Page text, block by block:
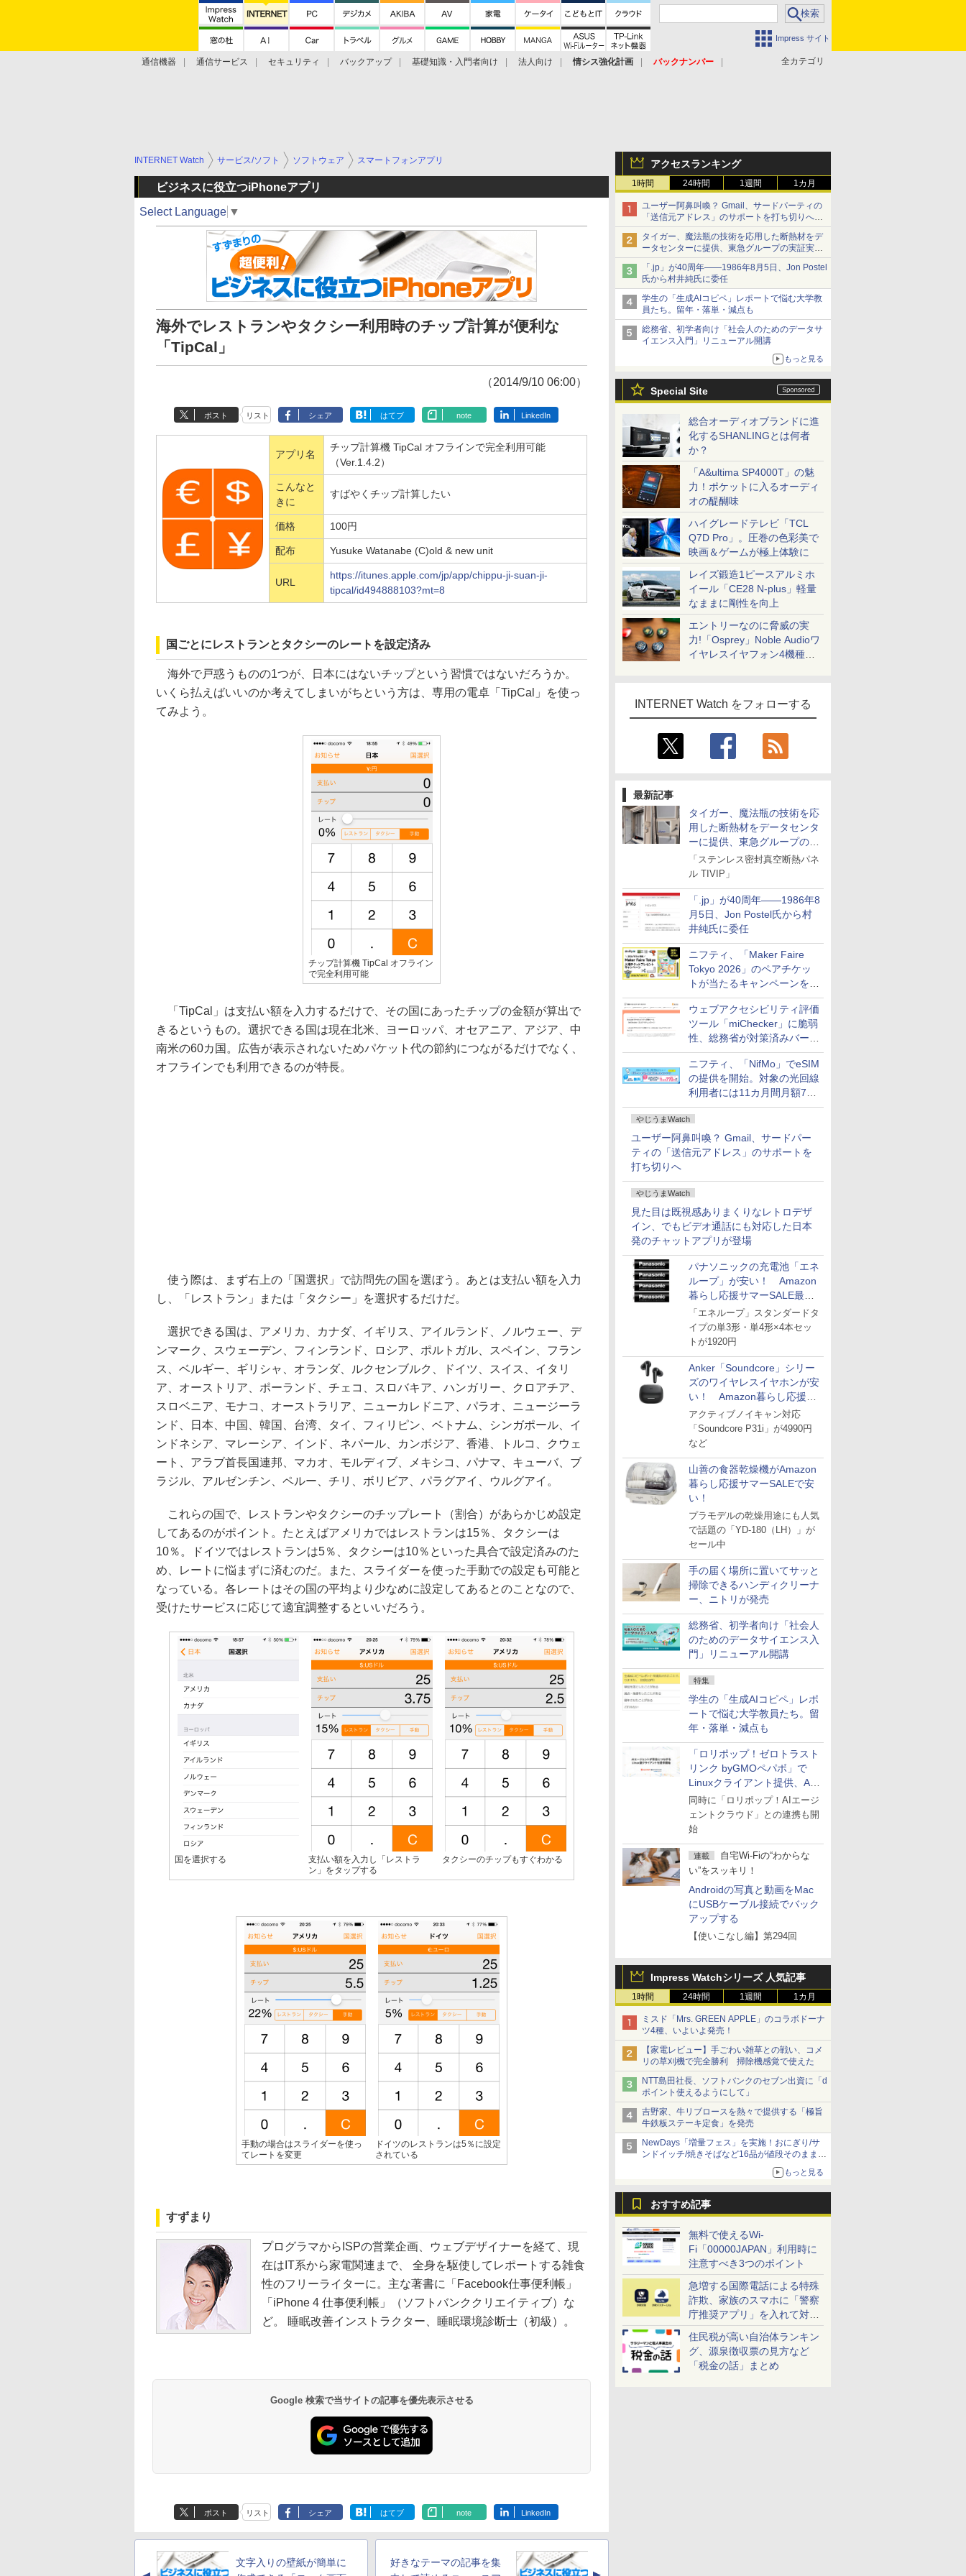
Impress サイト
全カテゴリ
通信機器 通信サービス セキュリティ バックアップ 基礎知識・入門者向け 法人向け 情シス強化計画
バックナンバー
アクセスランキング
1時間 24時間 1週間 1カ月
ユーザー阿鼻叫喚？ Gmail、サードパーティの
「送信元アドレス」のサポートを打ち切りへ
【やじうまWatch】
タイガー、魔法瓶の技術を応用した断熱材をデ
ータセンターに提供、東急グループの実証実験
で 「ステンレス密封真空断熱パネル TIVIP」
「.jp」が40周年――1986年8月5日、Jon Postel
氏から村井純氏に委任
学生の「生成AIコピペ」レポートで悩む大学教
員たち。留年・落単・減点も
総務省、初学者向け「社会人のためのデータサ
イエンス入門」リニューアル開講
もっと見る
Special Site
総合オーディオブランドに進
化するSHANLINGとは何者
か？
「A&ultima SP4000T」の魅
力！ポケットに入るオーディ
オの醍醐味
ハイグレードテレビ「TCL
Q7D Pro」。圧巻の色彩美で
映画＆ゲームが極上体験に
レイズ鍛造1ピースアルミホ
イール「CE28 N-plus」軽量
なままに剛性を向上
エントリーなのに脅威の実
力!「Osprey」Noble Audioワ
イヤレスイヤフォン4機種を
INTERNET Watch をフォローする
最新記事
タイガー、魔法瓶の技術を応
用した断熱材をデータセンタ
ーに提供、東急グループの実
証実験で
「ステンレス密封真空断熱パネ
ル TIVIP」
「.jp」が40周年――1986年8
月5日、Jon Postel氏から村
井純氏に委任
ニフティ、「Maker Faire
Tokyo 2026」のペアチケッ
トが当たるキャンペーンをX
で実施。8月16日まで
ウェブアクセシビリティ評価
ツール「miChecker」に脆弱
性、総務省が対策済みバージ
ョンへの更新を呼び掛け
ニフティ、「NifMo」でeSIM
の提供を開始。対象の光回線
利用者には11カ月間月額770
円割引のキャンペーン
やじうまWatch
ユーザー阿鼻叫喚？ Gmail、サードパー
ティの「送信元アドレス」のサポートを
打ち切りへ
やじうまWatch
見た目は既視感ありまくりなレトロデザ
イン、でもビデオ通話にも対応した日本
発のチャットアプリが登場
パナソニックの充電池「エネ
ループ」が安い！ Amazon
暮らし応援サマーSALE最終
日
「エネループ」スタンダードタ
イプの単3形・単4形×4本セッ
トが1920円
Anker「Soundcore」シリー
ズのワイヤレスイヤホンが安
い！ Amazon暮らし応援サ
マーSALE
アクティブノイキャン対応
「Soundcore P31i」が4990円
など
山善の食器乾燥機がAmazon
暮らし応援サマーSALEで安
い！
プラモデルの乾燥用途にも人気
で話題の「YD-180（LH）」が
セール中
手の届く場所に置いてサッと
掃除できるハンディクリーナ
ー、ニトリが発売
総務省、初学者向け「社会人
のためのデータサイエンス入
門」リニューアル開講
特集
学生の「生成AIコピペ」レポ
ートで悩む大学教員たち。留
年・落単・減点も
「ロリポップ！ゼロトラスト
リンク byGMOペパボ」で
Linuxクライアント提供、AI
エージェントの接続が容易に
同時に「ロリポップ！AIエージ
ェントクラウド」との連携も開
始
連載
自宅Wi-Fiの“わからな
い”をスッキリ！
Androidの写真と動画をMac
にUSBケーブル接続でバック
アップする
【使いこなし編】第294回
Impress Watchシリーズ 人気記事
1時間 24時間 1週間 1カ月
ミスド「Mrs. GREEN APPLE」のコラボドーナ
ツ4種、いよいよ発売！
【家電レビュー】手ごわい雑草との戦い、コメ
リの草刈機で完全勝利 掃除機感覚で使えた
NTT島田社長、ソフトバンクのセブン出資に「d
ポイント使えるようにして」
吉野家、牛リブロースを熱々で提供する「極旨
牛鉄板ステーキ定食」を発売
NewDays「増量フェス」を実施！おにぎり/サ
ンドイッチ/焼きそばなど16品が値段そのままで
もっと見る
おすすめ記事
無料で使えるWi-
Fi「00000JAPAN」利用時に
注意すべき3つのポイント
急増する国際電話による特殊
詐欺、家族のスマホに「警察
庁推奨アプリ」を入れて対策
しよう！
住民税が高い自治体ランキン
グ、源泉徴収票の見方など
「税金の話」まとめ
INTERNET Watch サービス/ソフト ソフトウェア スマートフォンアプリ
ビジネスに役立つiPhoneアプリ
Select Language ▼
海外でレストランやタクシー利用時のチップ計算が便利な
「TipCal」
（2014/9/10 06:00）
ポスト リスト シェア はてブ note LinkedIn
アプリ名
チップ計算機 TipCal オフラインで完全利用可能
（Ver.1.4.2）
こんなと
きに
すばやくチップ計算したい
価格 100円
配布 Yusuke Watanabe (C)old & new unit
URL
https://itunes.apple.com/jp/app/chippu-ji-suan-ji-
tipcal/id494888103?mt=8
国ごとにレストランとタクシーのレートを設定済み
海外で戸惑うものの1つが、日本にはないチップという習慣ではないだろうか。
いくら払えばいいのか考えてしまいがちという方は、専用の電卓「TipCal」を使っ
てみよう。
チップ計算機 TipCal オフライン
で完全利用可能
「TipCal」は支払い額を入力するだけで、その国にあったチップの金額が算出で
きるというもの。選択できる国は現在北米、ヨーロッパ、オセアニア、アジア、中
南米の60カ国。広告が表示されないためパケット代の節約につながるだけでなく、
オフラインでも利用できるのが特長。
使う際は、まず右上の「国選択」で訪問先の国を選ぼう。あとは支払い額を入力
し、「レストラン」または「タクシー」を選択するだけだ。
選択できる国は、アメリカ、カナダ、イギリス、アイルランド、ノルウェー、デ
ンマーク、スウェーデン、フィンランド、ロシア、ポルトガル、スペイン、フラン
ス、ベルギー、ギリシャ、オランダ、ルクセンブルク、ドイツ、スイス、イタリ
ア、オーストリア、ポーランド、チェコ、スロバキア、ハンガリー、クロアチア、
スロベニア、モナコ、オーストラリア、ニューカレドニア、パラオ、ニュージーラ
ンド、日本、中国、韓国、台湾、タイ、フィリピン、ベトナム、シンガポール、イ
ンドネシア、マレーシア、インド、ネパール、カンボジア、香港、トルコ、クウェ
ート、アラブ首長国連邦、マカオ、モルディブ、メキシコ、パナマ、キューバ、ブ
ラジル、アルゼンチン、ペルー、チリ、ボリビア、パラグアイ、ウルグアイ。
これらの国で、レストランやタクシーのチップレート（割合）があらかじめ設定
してあるのがポイント。たとえばアメリカではレストランは15％、タクシーは
10％。ドイツではレストランは5％、タクシーは10％といった具合で設定済みのた
め、レートに悩まずに済むのだ。また、スライダーを使った手動での設定も可能と
なっている。各レートはその国の平均より少なめに設定してあるとのことなので、
受けたサービスに応じて適宜調整するといいだろう。
国を選択する
支払い額を入力し「レストラ
ン」をタップする
タクシーのチップもすぐわかる
手動の場合はスライダーを使っ
てレートを変更
ドイツのレストランは5％に設定
されている
すずまり
プログラマからISPの営業企画、ウェブデザイナーを経て、現
在はIT系から家電関連まで、 全身を駆使してレポートする雑食
性のフリーライターに。主な著書に「Facebook仕事便利帳」
「iPhone 4 仕事便利帳」（ソフトバンククリエイティブ）な
ど。 睡眠改善インストラクター、睡眠環境診断士（初級）。
Google 検索で当サイトの記事を優先表示させる
ポスト リスト シェア はてブ note LinkedIn
文字入りの壁紙が簡単に
好きなテーマの記事を集